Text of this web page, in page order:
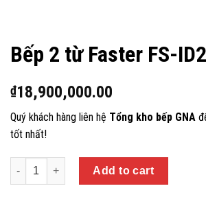
Bếp 2 từ Faster FS-
₫18,900,000.00
Quý khách hàng liên hệ Tổng kho bếp GNA
tốt nhất!
Quantity
Add to cart